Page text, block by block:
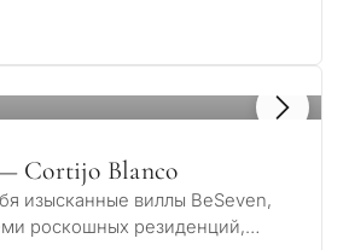
Cortijo Blanco
изысканные виллы BeSeven,
роскошных резиденций,